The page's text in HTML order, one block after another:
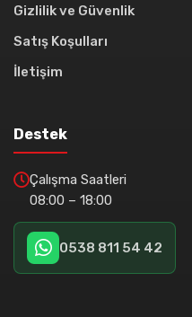
Gizlilik ve Güvenlik
Satış Koşulları
İletişim
Destek
Çalışma Saatleri
08:00 – 18:00
0538 811 54 42